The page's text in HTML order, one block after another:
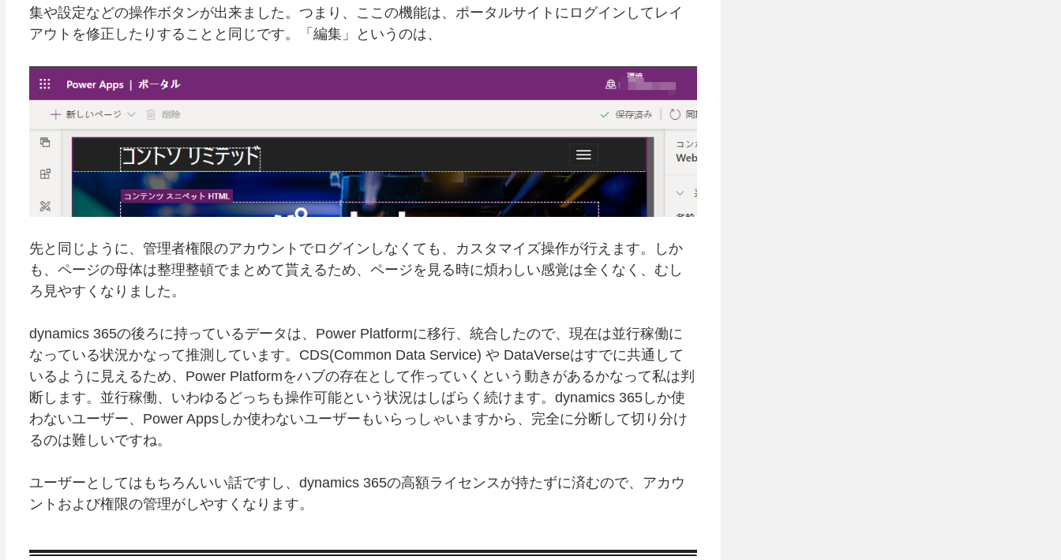
集や設定などの操作ボタンが出来ました。つまり、ここの機能は、ポータルサイトにログインしてレイ
アウトを修正したりすることと同じです。「編集」というのは、
先と同じように、管理者権限のアカウントでログインしなくても、カスタマイズ操作が行えます。しか
も、ページの母体は整理整頓でまとめて貰えるため、ページを見る時に煩わしい感覚は全くなく、むし
ろ見やすくなりました。
dynamics 365の後ろに持っているデータは、Power Platformに移行、統合したので、現在は並行稼働に
なっている状況かなって推測しています。CDS(Common Data Service) や DataVerseはすでに共通して
いるように見えるため、Power Platformをハブの存在として作っていくという動きがあるかなって私は判
断します。並行稼働、いわゆるどっちも操作可能という状況はしばらく続けます。dynamics 365しか使
わないユーザー、Power Appsしか使わないユーザーもいらっしゃいますから、完全に分断して切り分け
るのは難しいですね。
ユーザーとしてはもちろんいい話ですし、dynamics 365の高額ライセンスが持たずに済むので、アカウ
ントおよび権限の管理がしやすくなります。